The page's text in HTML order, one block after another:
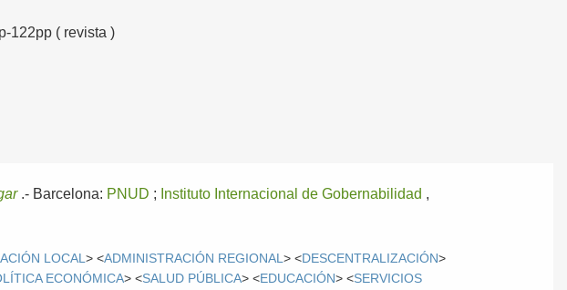
122pp ( revista )
.- Barcelona: PNUD ; Instituto Internacional de Gobernabilidad ,
LOCAL> <ADMINISTRACIÓN REGIONAL> <DESCENTRALIZACIÓN>
ECONÓMICA> <SALUD PÚBLICA> <EDUCACIÓN> <SERVICIOS